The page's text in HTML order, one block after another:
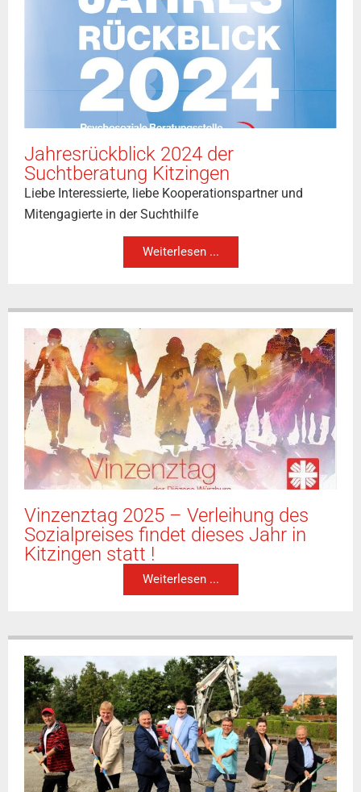
Jahresrückblick 2024 der
Suchtberatung Kitzingen
Liebe Interessierte, liebe Kooperationspartner und
Mitengagierte in der Suchthilfe
Weiterlesen ...
Vinzenztag 2025 – Verleihung des
Sozialpreises findet dieses Jahr in
Kitzingen statt !
Weiterlesen ...